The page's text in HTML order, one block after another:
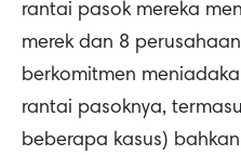
rantai pasok mereka
merek dan 8
berkomitmen
rantai pasoknya,
beberapa kasus)